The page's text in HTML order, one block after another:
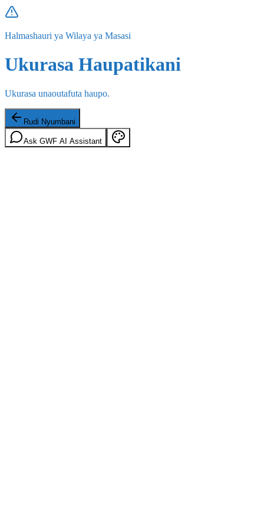
Halmashauri ya Wilaya ya Masasi
Ukurasa Haupatikani
Ukurasa unaoutafuta haupo.
Rudi Nyumbani
Ask GWF AI Assistant